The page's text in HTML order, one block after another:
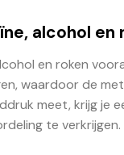
alcohol en
en roken
waardoor de
meet, krijg je
te verkrijgen.